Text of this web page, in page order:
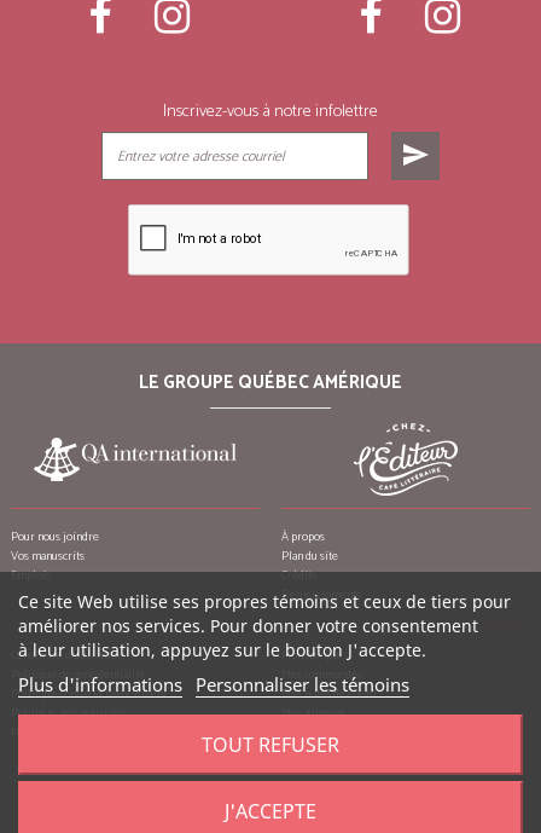
Inscrivez-vous à notre infolettre
send
LE GROUPE QUÉBEC AMÉRIQUE
Pour nous joindre
Vos manuscrits
Emplois
À propos
Plan du site
Crédits
Remerciements
Conditions d’utilisation
Politique de confidentialité
Politique contre le harcèlement
Politique anti-pourriels
Mon compte
Mes commandes
Mes notes de crédit
Mes adresses
Mes bons de réduction
Ce site Web utilise ses propres témoins et ceux de tiers pour
améliorer nos services. Pour donner votre consentement
à leur utilisation, appuyez sur le bouton J'accepte.
Plus d'informations Personnaliser les témoins
TOUT REFUSER
J'ACCEPTE
Québec Amérique, tous droits réservés